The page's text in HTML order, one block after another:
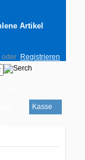
Artikel
oder Registrieren
Kasse